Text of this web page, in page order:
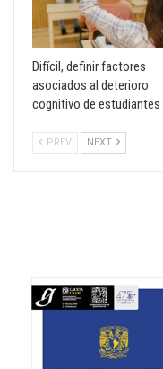
Difícil, definir factores
asociados al deterioro
cognitivo de estudiantes
PREV NEXT